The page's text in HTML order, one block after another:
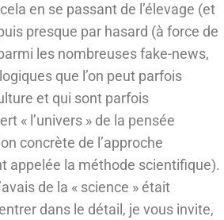
en se passant de l’élevage (et
presque par hasard (à force de
les nombreuses fake-news,
que l’on peut parfois
et qui sont parfois
« l’univers » de la pensée
concrète de l’approche
appelée la méthode scientifique).
de la « science » était
dans le détail, je vous invite,